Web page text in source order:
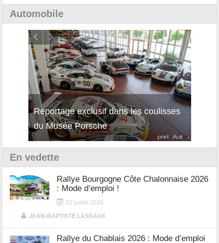
Automobile
Reportage exclusif dans les coulisses
du Musée Porsche
En vedette
Rallye Bourgogne Côte Chalonnaise 2026
: Mode d’emploi !
02 juillet 2026
JEAN-BAPTISTE LASSAUX
Rallye du Chablais 2026 : Mode d’emploi